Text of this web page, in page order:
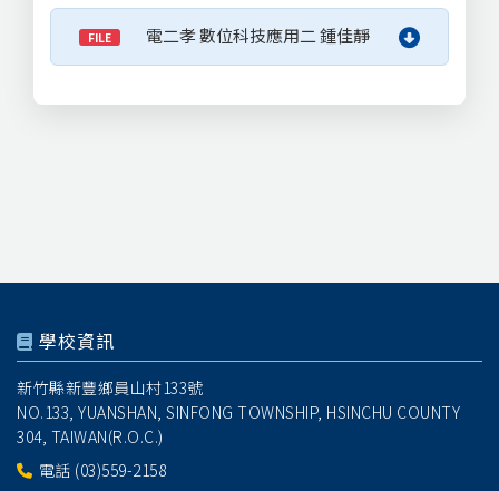
FILE 電二孝 數位科技應用二 鍾佳靜
學校資訊
新竹縣新豐鄉員山村133號
NO.133, YUANSHAN, SINFONG TOWNSHIP, HSINCHU COUNTY
304, TAIWAN(R.O.C.)
電話 (03)559-2158